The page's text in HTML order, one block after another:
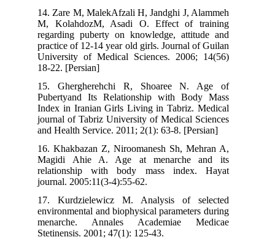
14. Zare M, MalekAfzali H, Jandghi J, Alammeh
M, KolahdozM, Asadi O. Effect of training
regarding puberty on knowledge, attitude and
practice of 12-14 year old girls. Journal of Guilan
University of Medical Sciences. 2006; 14(56)
18-22. [Persian]
15. Ghergherehchi R, Shoaree N. Age of
Pubertyand Its Relationship with Body Mass
Index in Iranian Girls Living in Tabriz. Medical
journal of Tabriz University of Medical Sciences
and Health Service. 2011; 2(1): 63-8. [Persian]
16. Khakbazan Z, Niroomanesh Sh, Mehran A,
Magidi Ahie A. Age at menarche and its
relationship with body mass index. Hayat
journal. 2005:11(3-4):55-62.
17. Kurdzielewicz M. Analysis of selected
environmental and biophysical parameters during
menarche. Annales Academiae Medicae
Stetinensis. 2001; 47(1): 125-43.